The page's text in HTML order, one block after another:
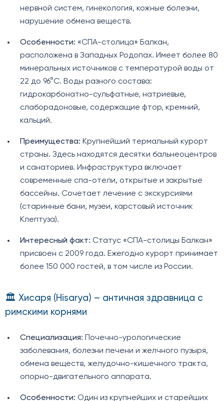
нервной систем, гинекология, кожные болезни,
нарушение обмена веществ.
Особенности: «СПА-столица» Балкан,
расположена в Западных Родопах. Имеет более 80
минеральных источников с температурой воды от
22 до 96°C. Воды разного состава:
гидрокарбонатно-сульфатные, натриевые,
слаборадоновые, содержащие фтор, кремний,
кальций.
Преимущества: Крупнейший термальный курорт
страны. Здесь находятся десятки бальнеоцентров
и санаториев. Инфраструктура включает
современные спа-отели, открытые и закрытые
бассейны. Сочетает лечение с экскурсиями
(старинные бани, музеи, карстовый источник
Клептуза).
Интересный факт: Статус «СПА-столицы Балкан»
присвоен с 2009 года. Ежегодно курорт принимает
более 150 000 гостей, в том числе из России.
🏛️ Хисаря (Hisarya) – античная здравница с
римскими корнями
Специализация: Почечно-урологические
заболевания, болезни печени и желчного пузыря,
обмена веществ, желудочно-кишечного тракта,
опорно-двигательного аппарата.
Особенности: Один из крупнейших и старейших